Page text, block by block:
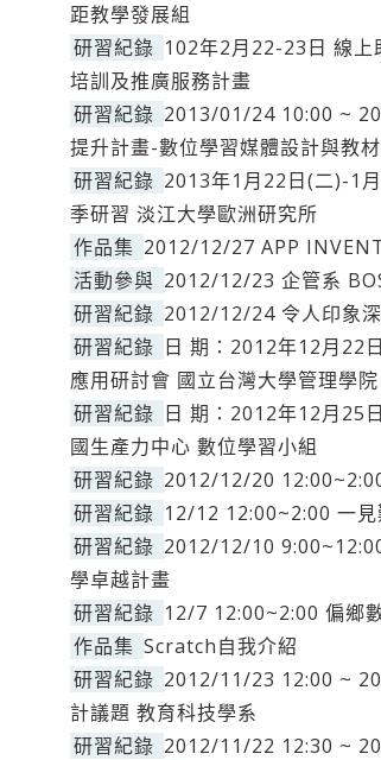
距教學發展組
研習紀錄 102年2月22-23日 線上
培訓及推廣服務計畫
研習紀錄 2013/01/24 10:00 ~
提升計畫-數位學習媒體設計與教
研習紀錄 2013年1月22日(二)-1
季研習 淡江大學歐洲研究所
作品集 2012/12/27 APP
活動參與 2012/12/23 企管系
研習紀錄 2012/12/24 令人印象
研習紀錄 日 期：2012年12月22
應用研討會 國立台灣大學管理學
研習紀錄 日 期：2012年12月25
國生產力中心 數位學習小組
研習紀錄 2012/12/20
研習紀錄 12/12 12:00~2:00 一
研習紀錄 2012/12/10
學卓越計畫
研習紀錄 12/7 12:00~2:00 偏鄉
作品集 Scratch自我介紹
研習紀錄 2012/11/23 12:00 ~
計議題 教育科技學系
研習紀錄 2012/11/22 12:30 ~